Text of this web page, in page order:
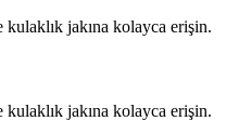
jakına kolayca erişin.
jakına kolayca erişin.